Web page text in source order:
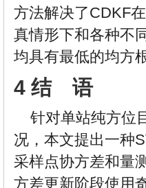
方法解决了CDKF
真情形下和各种不
均具有最低的均方
4 结 语
针对单站纯方位
况，本文提出一种
采样点协方差和量
方差更新阶段使用